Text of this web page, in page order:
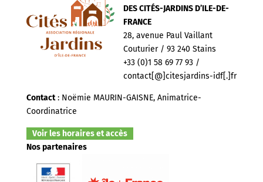
DES CITÉS-JARDINS D’ILE-DE-
FRANCE
28, avenue Paul Vaillant
Couturier / 93 240 Stains
+33 (0)1 58 69 77 93 /
contact[@]citesjardins-idf[.]fr
Contact: Noëmie MAURIN-GAISNE, Animatrice-
Coordinatrice
Voir les horaires et accès
Nos partenaires